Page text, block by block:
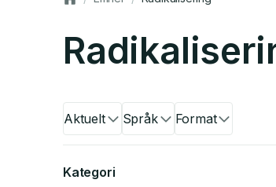
Aktuelt Språk Format
Kategori